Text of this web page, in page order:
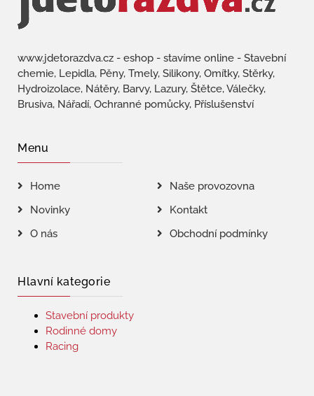
www.jdetorazdva.cz - eshop - stavíme online - Stavební
chemie, Lepidla, Pěny, Tmely, Silikony, Omítky, Stěrky,
Hydroizolace, Nátěry, Barvy, Lazury, Štětce, Válečky,
Brusiva, Nářadí, Ochranné pomůcky, Příslušenství
Menu
Home
Naše provozovna
Novinky
Kontakt
O nás
Obchodní podmínky
Hlavní kategorie
Stavební produkty
Rodinné domy
Racing